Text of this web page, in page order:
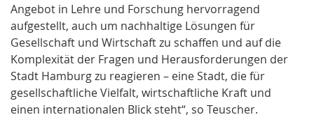
Angebot in Lehre und Forschung hervorragend
aufgestellt, auch um nachhaltige Lösungen für
Gesellschaft und Wirtschaft zu schaffen und auf die
Komplexität der Fragen und Herausforderungen der
Stadt Hamburg zu reagieren – eine Stadt, die für
gesellschaftliche Vielfalt, wirtschaftliche Kraft und
einen internationalen Blick steht“, so Teuscher.